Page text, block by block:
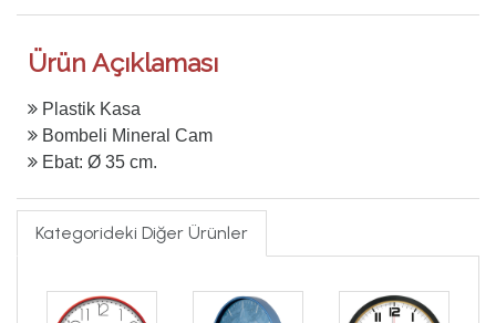
Ürün Açıklaması
Plastik Kasa
Bombeli Mineral Cam
Ebat: Ø 35 cm.
Kategorideki Diğer Ürünler